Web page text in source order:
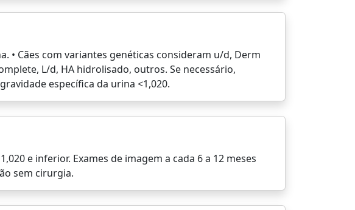
Cães com variantes genéticas consideram u/d, Derm
L/d, HA hidrolisado, outros. Se necessário,
específica da urina <1,020.
e inferior. Exames de imagem a cada 6 a 12 meses
sem cirurgia.